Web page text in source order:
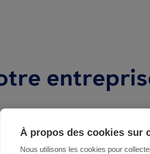
À propos des cookies sur
Nous utilisons les cookies pour